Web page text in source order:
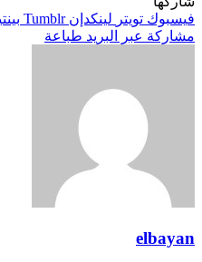
فيسبوك تويتر لينكدإن
مشاركة عبر البريد طباعة
elbayan